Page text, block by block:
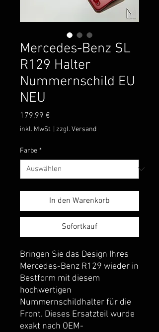
Mercedes-Benz SL
R129 Halter
Nummernschild EU
NEU
179,99 €
inkl. MwSt. zzgl. Versand
Farbe *
In den Warenkorb
Sofortkauf
Bringen Sie das Design Ihres
Mercedes-Benz R129 wieder in
Bestform mit diesem
hochwertigen
Nummernschildhalter für die
Front. Dieses Ersatzteil wurde
exakt nach OEM-